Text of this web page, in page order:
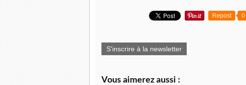
Repost 0
S'inscrire à la newsletter
Vous aimerez aussi :